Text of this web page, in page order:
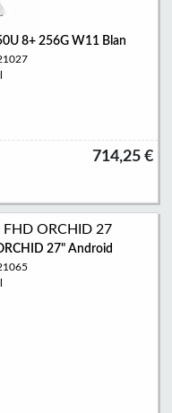
8+ 256G W11 Blan
714,25 €
27" Android